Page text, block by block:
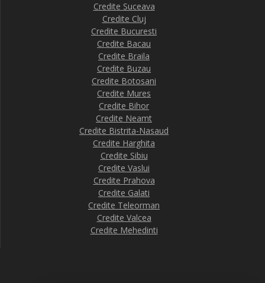
Credite Suceava
Credite Cluj
Credite Bucuresti
Credite Bacau
Credite Braila
Credite Buzau
Credite Botosani
Credite Mures
Credite Bihor
Credite Neamt
Credite Bistrita-Nasaud
Credite Harghita
Credite Sibiu
Credite Vaslui
Credite Prahova
Credite Galati
Credite Teleorman
Credite Valcea
Credite Mehedinti